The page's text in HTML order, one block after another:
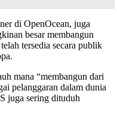
di OpenOcean, juga
besar membangun
tersedia secara publik
mana “membangun dari
pelanggaran dalam dunia
juga sering dituduh